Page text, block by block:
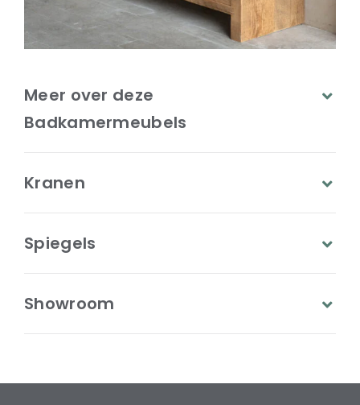
Meer over deze
Badkamermeubels
Kranen
Spiegels
Showroom